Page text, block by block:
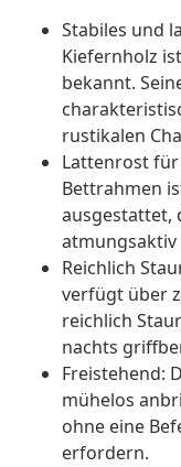
Stabiles und
Kiefernholz
bekannt.
rustikalen
Lattenrost
Bettrahmen
ausgestattet,
atmungsaktiv
Reichlich
verfügt über
reichlich
nachts
Freistehend:
mühelos
ohne eine
erfordern.